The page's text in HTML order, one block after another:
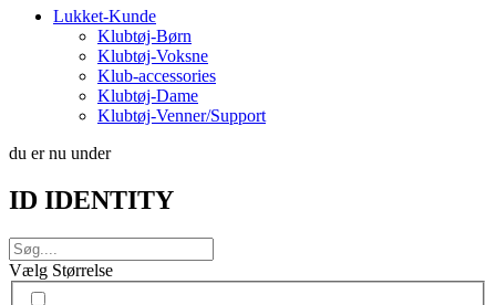
Lukket-Kunde
Klubtøj-Børn
Klubtøj-Voksne
Klub-accessories
Klubtøj-Dame
Klubtøj-Venner/Support
du er nu under
ID IDENTITY
Vælg Størrelse